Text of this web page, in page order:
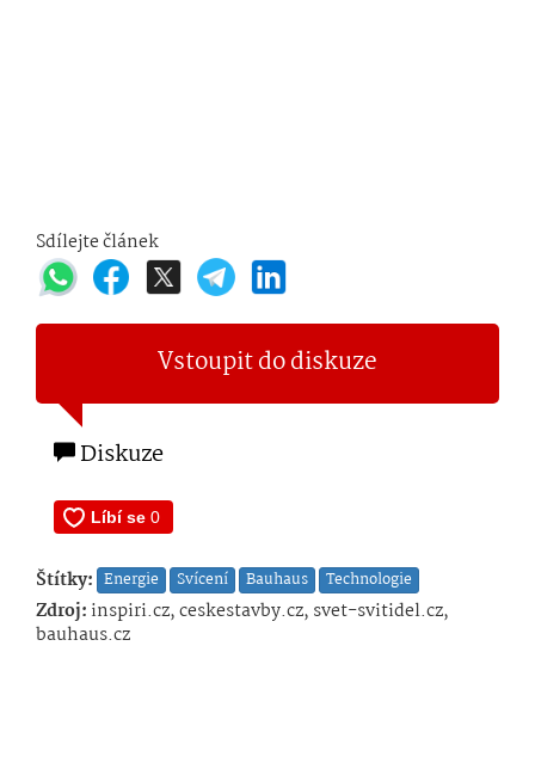
Sdílejte článek
Vstoupit do diskuze
Diskuze
Štítky: Energie Svícení Bauhaus Technologie
Zdroj: inspiri.cz, ceskestavby.cz, svet-svitidel.cz,
bauhaus.cz